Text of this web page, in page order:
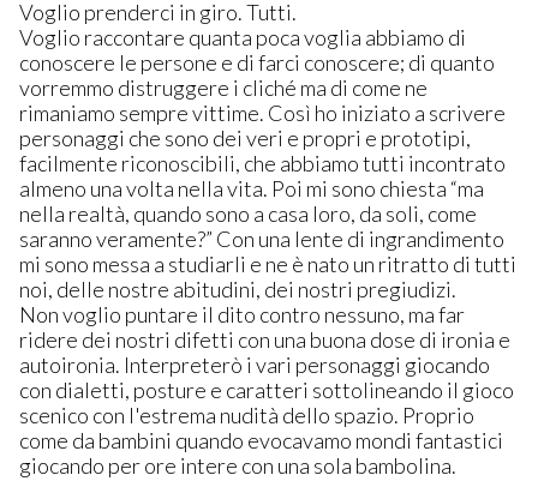
Voglio prenderci in giro. Tutti.
Voglio raccontare quanta poca voglia abbiamo di
conoscere le persone e di farci conoscere; di quanto
vorremmo distruggere i cliché ma di come ne
rimaniamo sempre vittime. Così ho iniziato a scrivere
personaggi che sono dei veri e propri e prototipi,
facilmente riconoscibili, che abbiamo tutti incontrato
almeno una volta nella vita. Poi mi sono chiesta “ma
nella realtà, quando sono a casa loro, da soli, come
saranno veramente?” Con una lente di ingrandimento
mi sono messa a studiarli e ne è nato un ritratto di tutti
noi, delle nostre abitudini, dei nostri pregiudizi.
Non voglio puntare il dito contro nessuno, ma far
ridere dei nostri difetti con una buona dose di ironia e
autoironia. Interpreterò i vari personaggi giocando
con dialetti, posture e caratteri sottolineando il gioco
scenico con l'estrema nudità dello spazio. Proprio
come da bambini quando evocavamo mondi fantastici
giocando per ore intere con una sola bambolina.